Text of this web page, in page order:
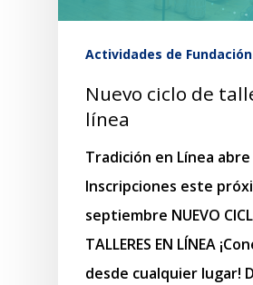
Actividades de
Nuevo ciclo de
línea
Tradición en Línea abre
Inscripciones este
septiembre NUEVO
TALLERES EN LÍNEA
desde cualquier lugar!